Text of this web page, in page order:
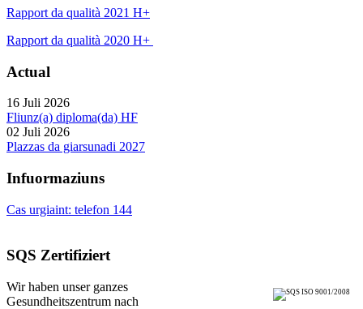
Rapport da qualità 2021 H+
Rapport da qualità 2020 H+
Actual
16 Juli 2026
Fliunz(a) diploma(da) HF
02 Juli 2026
Plazzas da giarsunadi 2027
Infuormaziuns
Cas urgiaint: telefon 144
SQS Zertifiziert
Wir haben unser ganzes
Gesundheitszentrum nach